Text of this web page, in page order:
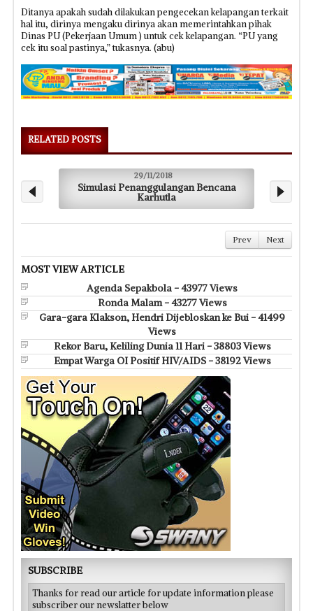
Ditanya apakah sudah dilakukan pengecekan kelapangan terkait
hal itu, dirinya mengaku dirinya akan memerintahkan pihak
Dinas PU (Pekerjaan Umum ) untuk cek kelapangan. “PU yang
cek itu soal pastinya,” tukasnya. (abu)
RELATED POSTS
29/11/2018
Simulasi Penanggulangan Bencana
Karhutla
Prev Next
MOST VIEW ARTICLE
Agenda Sepakbola - 43977 Views
Ronda Malam - 43277 Views
Gara-gara Klakson, Hendri Dijebloskan ke Bui - 41499
Views
Rekor Baru, Keliling Dunia 11 Hari - 38803 Views
Empat Warga OI Positif HIV/AIDS - 38192 Views
SUBSCRIBE
Thanks for read our article for update information please
subscriber our newslatter below